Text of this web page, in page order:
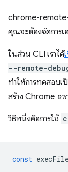
chrome-
คุณจะต้องจัดการเ
ในส่วน CLI เราได้
--remote-
ทำให้การทดสอบ
สร้าง Chrome จา
วิธีหนึ่งคือการใช้
const